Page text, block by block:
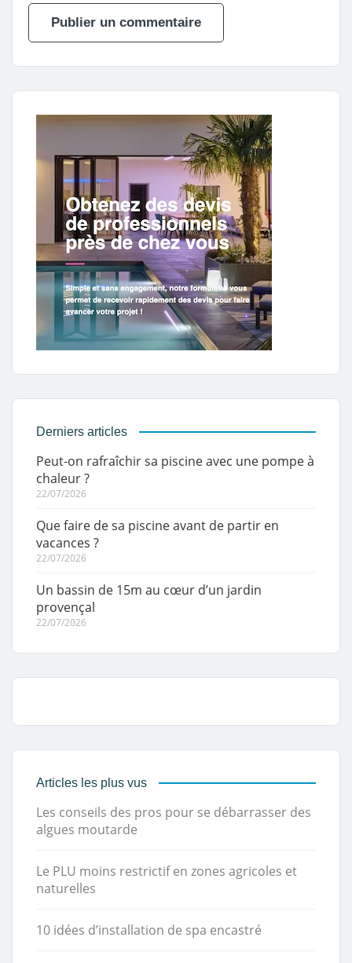
Derniers articles
Peut-on rafraîchir sa piscine avec une pompe à
chaleur ?
22/07/2026
Que faire de sa piscine avant de partir en
vacances ?
22/07/2026
Un bassin de 15m au cœur d’un jardin
provençal
22/07/2026
Articles les plus vus
Les conseils des pros pour se débarrasser des
algues moutarde
Le PLU moins restrictif en zones agricoles et
naturelles
10 idées d’installation de spa encastré